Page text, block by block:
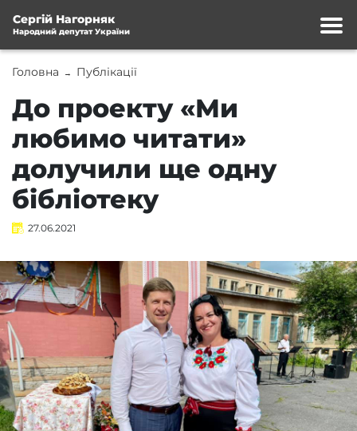
Сергій Нагорняк
Народний депутат України
Головна → Публікації
До проекту «Ми
любимо читати»
долучили ще одну
бібліотеку
27.06.2021